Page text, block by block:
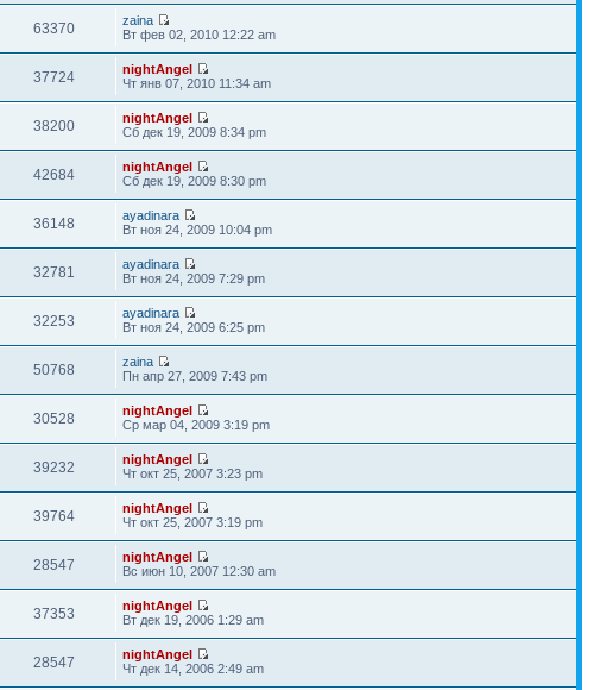
63370
zaina
Вт фев 02, 2010 12:22 am
37724
nightAngel
Чт янв 07, 2010 11:34 am
38200
nightAngel
Сб дек 19, 2009 8:34 pm
42684
nightAngel
Сб дек 19, 2009 8:30 pm
36148
ayadinara
Вт ноя 24, 2009 10:04 pm
32781
ayadinara
Вт ноя 24, 2009 7:29 pm
32253
ayadinara
Вт ноя 24, 2009 6:25 pm
50768
zaina
Пн апр 27, 2009 7:43 pm
30528
nightAngel
Ср мар 04, 2009 3:19 pm
39232
nightAngel
Чт окт 25, 2007 3:23 pm
39764
nightAngel
Чт окт 25, 2007 3:19 pm
28547
nightAngel
Вс июн 10, 2007 12:30 am
37353
nightAngel
Вт дек 19, 2006 1:29 am
28547
nightAngel
Чт дек 14, 2006 2:49 am